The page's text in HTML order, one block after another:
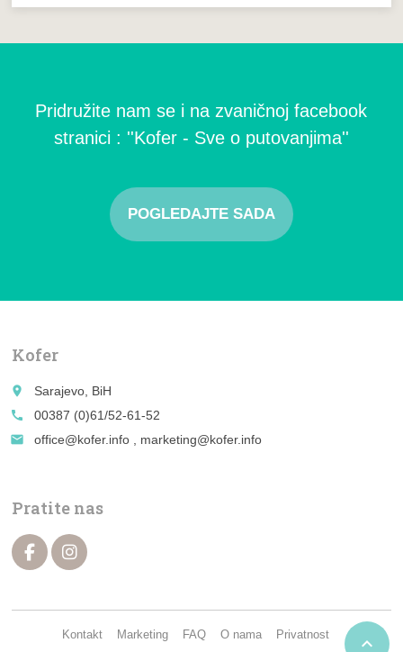
Pridružite nam se i na zvaničnoj facebook
stranici : ''Kofer - Sve o putovanjima''
POGLEDAJTE SADA
Kofer
place
Sarajevo, BiH
call
00387 (0)61/52-61-52
email
office@kofer.info , marketing@kofer.info
Pratite nas
Kontakt Marketing FAQ O nama Privatnost 